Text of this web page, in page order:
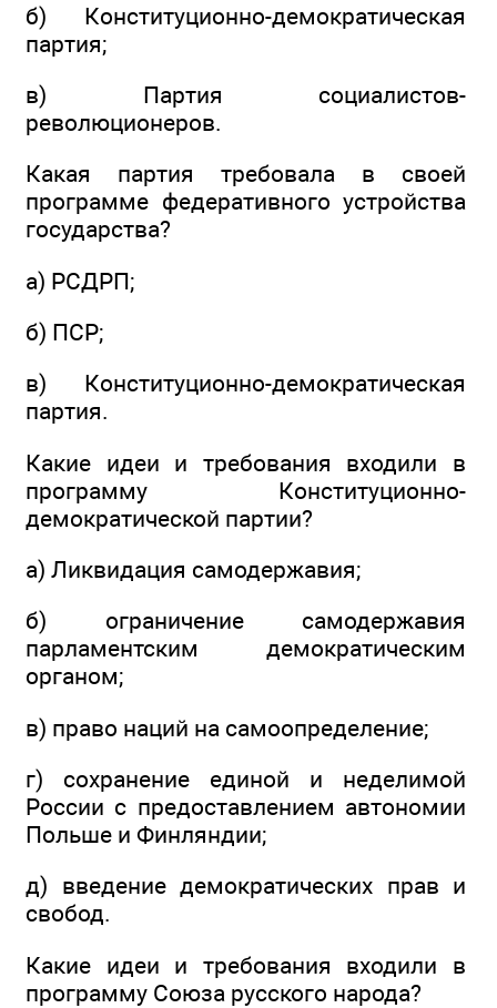
б) Конституционно-демократическая
партия;
в) Партия социалистов-
революционеров.
Какая партия требовала в своей
программе федеративного устройства
государства?
а) РСДРП;
б) ПСР;
в) Конституционно-демократическая
партия.
Какие идеи и требования входили в
программу Конституционно-
демократической партии?
а) Ликвидация самодержавия;
б) ограничение самодержавия
парламентским демократическим
органом;
в) право наций на самоопределение;
г) сохранение единой и неделимой
России с предоставлением автономии
Польше и Финляндии;
д) введение демократических прав и
свобод.
Какие идеи и требования входили в
программу Союза русского народа?